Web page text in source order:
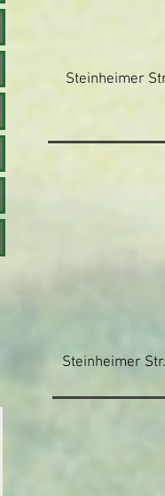
Steinheimer
Steinheimer